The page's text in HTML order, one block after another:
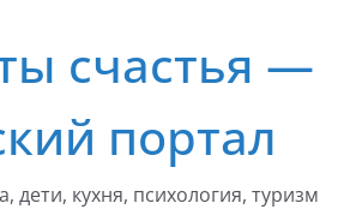
счастья —
портал
дети, кухня, психология, туризм